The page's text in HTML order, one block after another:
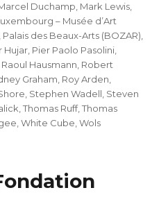
Duchamp, Mark Lewis,
– Musée d’Art
, Palais des Beaux-Arts (BOZAR),
Hujar, Pier Paolo Pasolini,
Raoul Hausmann, Robert
Graham, Roy Arden,
, Stephen Wadell, Steven
,Thomas Ruff,Thomas
,White Cube,Wols